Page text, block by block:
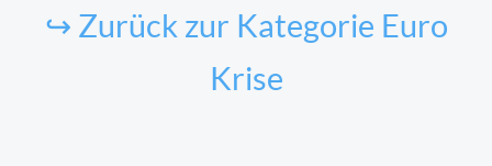
↪ Zurück zur Kategorie Euro
Krise